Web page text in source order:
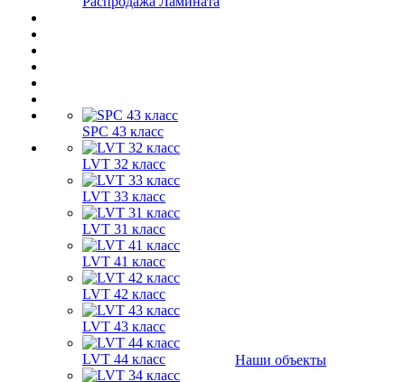
SPC 43 класс
LVT 32 класс
LVT 33 класс
LVT 31 класс
LVT 41 класс
LVT 42 класс
LVT 43 класс
LVT 44 класс
Наши объекты